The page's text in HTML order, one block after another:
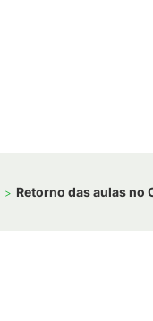
Retorno das aulas no